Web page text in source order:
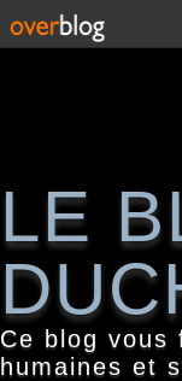
LE
Ce blog
humaines et